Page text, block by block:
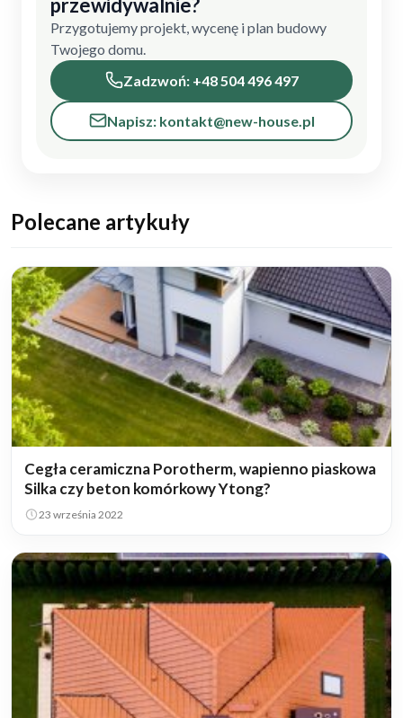
Przygotujemy projekt, wycenę i plan budowy
Twojego domu.
Zadzwoń: +48 504 496 497
Napisz: kontakt@new-house.pl
Polecane artykuły
Cegła ceramiczna Porotherm, wapienno piaskowa
Silka czy beton komórkowy Ytong?
23 września 2022